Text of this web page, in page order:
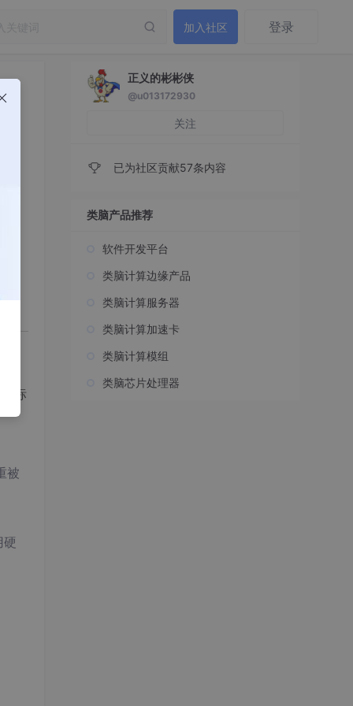
加入社区 登录
标
被
正义的彬彬侠
@u013172930
关注
已为社区贡献57条内容
类脑产品推荐
软件开发平台
类脑计算边缘产品
类脑计算服务器
类脑计算加速卡
类脑计算模组
类脑芯片处理器